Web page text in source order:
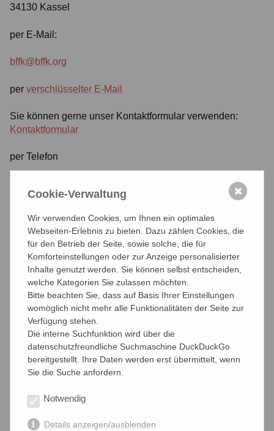
34130 Kassel
per E-Mail:
bffk@bffk.org
per verschlüsselter E-Mail
Sie können gerne unser Kontaktformular verwenden:
Kontaktformular
per Telefon
0561 - 7057396
Der grösste Teil unserer Arbeit wird von Unternehmerinnen
und Unternehmern, bzw. anderen Kammerbetroffenen
ehrenamtlich erbracht. Daher kann es passieren, dass wir
nicht immer gleich auf Ihre Anfrage reagieren können. Dies
sollte Sie jedoch nicht davon abhalten mit uns in Kontakt
zu treten.
Cookie-Verwaltung
Wir verwenden Cookies, um Ihnen ein optimales
Webseiten-Erlebnis zu bieten. Dazu zählen Cookies, die
für den Betrieb der Seite, sowie solche, die für
Komforteinstellungen oder zur Anzeige personalisierter
Inhalte genutzt werden. Sie können selbst entscheiden,
welche Kategorien Sie zulassen möchten.
Bitte beachten Sie, dass auf Basis Ihrer Einstellungen
womöglich nicht mehr alle Funktionalitäten der Seite zur
Verfügung stehen.
Die interne Suchfunktion wird über die
datenschutzfreundliche Suchmaschine DuckDuckGo
bereitgestellt. Ihre Daten werden erst übermittelt, wenn
Sie die Suche anfordern.
Notwendig
Details anzeigen/ausblenden
✖